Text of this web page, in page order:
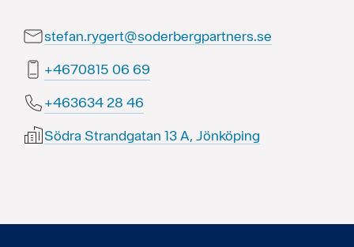
stefan.rygert@soderbergpartners.se
96 60 5180764+
64 82 436364+
Södra Strandgatan 13 A, Jönköping